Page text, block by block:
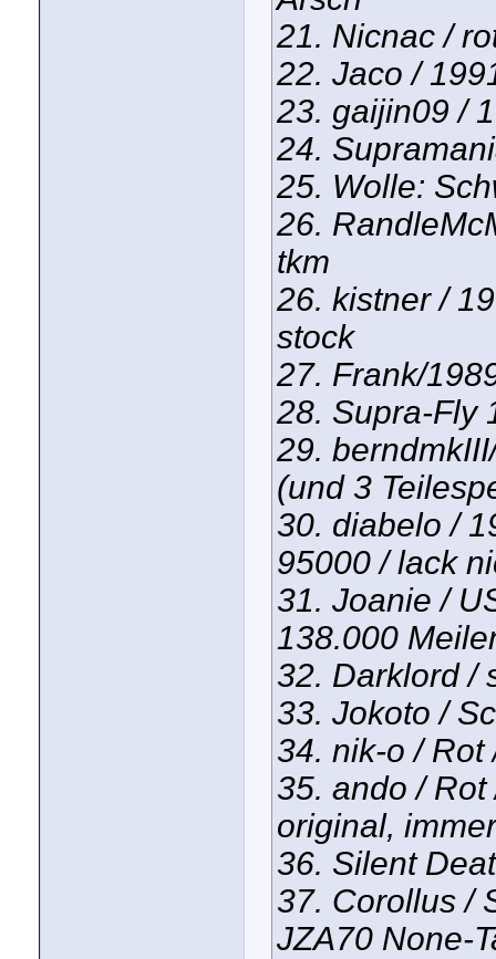
21. Nicnac /
22. Jaco /
23. gaijin09 /
24.
25. Wolle:
26.
tkm
26. kistner /
stock
27. Frank/
28. Supra-Fly
29.
(und 3
30. diabelo /
95000 / lack
31. Joanie /
138.000
32. Darklord /
33. Jokoto /
34. nik-o / Rot
35. ando /
original,
36. Silent
37. Corollus /
JZA70 None-